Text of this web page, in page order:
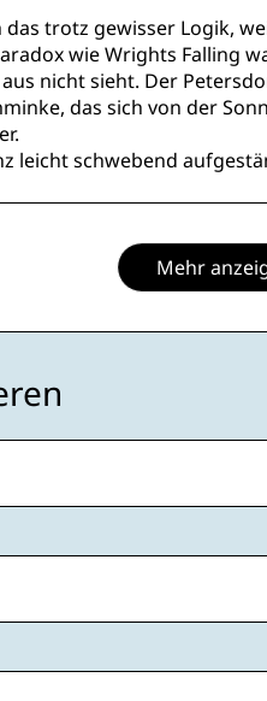
trotz gewisser Logik,
wie Wrights Falling
nicht sieht. Der
das sich von der
leicht schwebend
Mehr